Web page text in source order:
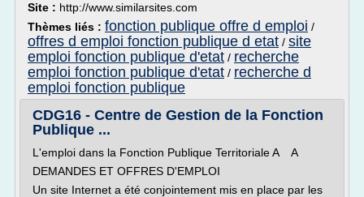
Site : http://www.similarsites.com
Thèmes liés : fonction publique offre d emploi /
offres d emploi fonction publique d etat / site
emploi fonction publique d'etat / recherche
emploi fonction publique d'etat / recherche d
emploi fonction publique
CDG16 - Centre de Gestion de la Fonction
Publique ...
L'emploi dans la Fonction Publique Territoriale A A
DEMANDES ET OFFRES D'EMPLOI
Un site Internet a été conjointement mis en place par les